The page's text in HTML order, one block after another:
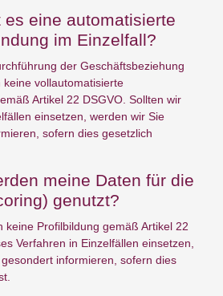
es eine automatisierte
im Einzelfall?
der Geschäftsbeziehung
vollautomatisierte
Artikel 22 DSGVO. Sollten wir
einsetzen, werden wir Sie
sofern dies gesetzlich
meine Daten für die
genutzt?
keine Profilbildung gemäß Artikel 22
Verfahren in Einzelfällen einsetzen,
informieren, sofern dies